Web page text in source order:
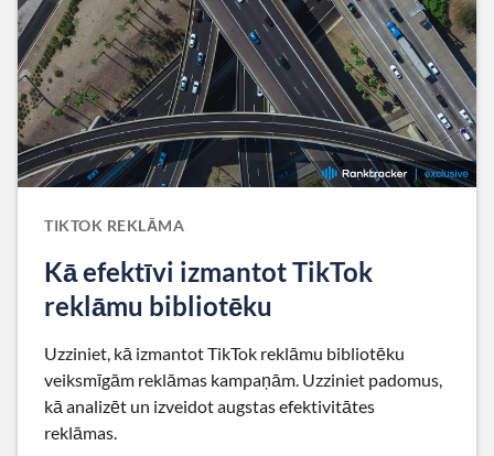
TIKTOK REKLĀMA
Kā efektīvi izmantot TikTok
reklāmu bibliotēku
Uzziniet, kā izmantot TikTok reklāmu bibliotēku
veiksmīgām reklāmas kampaņām. Uzziniet padomus,
kā analizēt un izveidot augstas efektivitātes
reklāmas.